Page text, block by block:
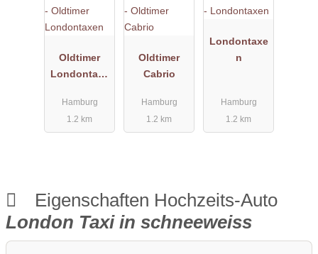
Oldtimer
Londontaxe
Hamburg
1.2 km
Oldtimer
Cabrio
Hamburg
1.2 km
Londontaxe
n
Hamburg
1.2 km
Eigenschaften Hochzeits-Auto
London Taxi in schneeweiss